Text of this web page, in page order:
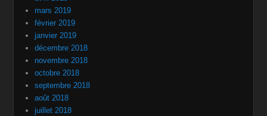
mars 2019
février 2019
janvier 2019
décembre 2018
novembre 2018
octobre 2018
septembre 2018
août 2018
juillet 2018